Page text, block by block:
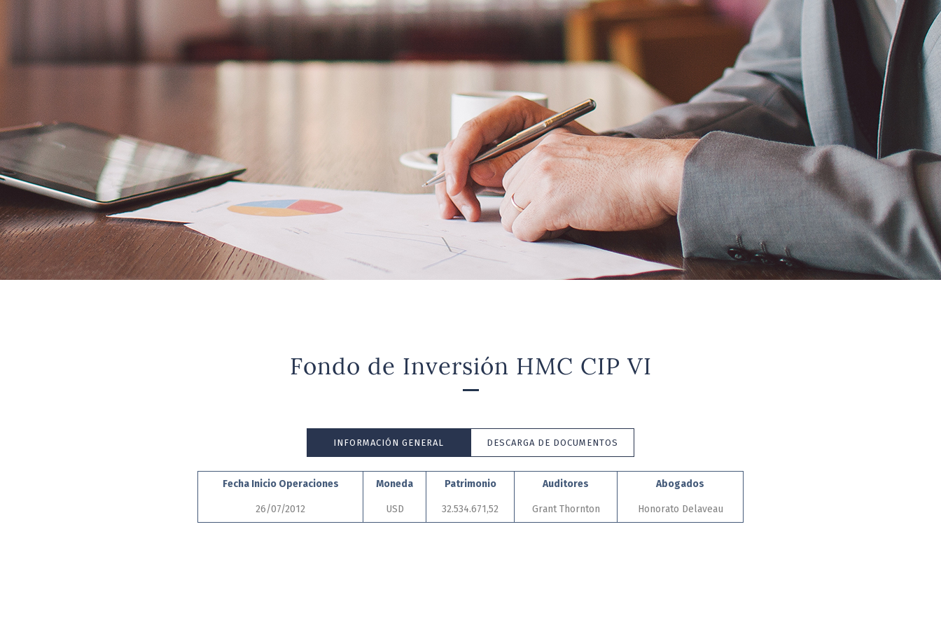
Fondo de Inversión HMC CIP VI
INFORMACIÓN GENERAL DESCARGA DE DOCUMENTOS
Fecha Inicio Operaciones Moneda Patrimonio Auditores Abogados
26/07/2012 USD 32.534.671,52 Grant Thornton Honorato Delaveau